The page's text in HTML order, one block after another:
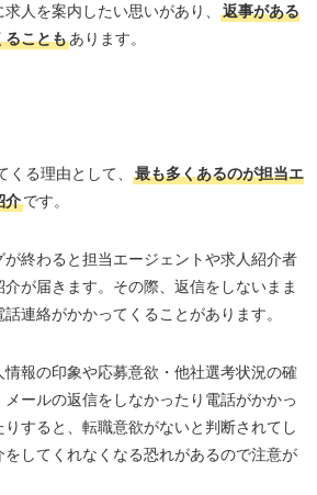
人を案内したい思いがあり、
返事がある
ることもあります。
る理由として、
最も多くあるのが担当エ
介です。
終わると担当エージェントや求人紹介者
が届きます。その際、返信をしないまま
連絡がかかってくることがあります。
報の印象や応募意欲・他社選考状況の確
ールの返信をしなかったり電話がかかっ
すると、転職意欲がないと判断されてし
をしてくれなくなる恐れがあるので注意が